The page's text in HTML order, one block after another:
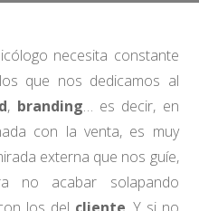
necesita constante
que nos dedicamos al
, branding… es decir, en
con la venta, es muy
externa que nos guíe,
no acabar solapando